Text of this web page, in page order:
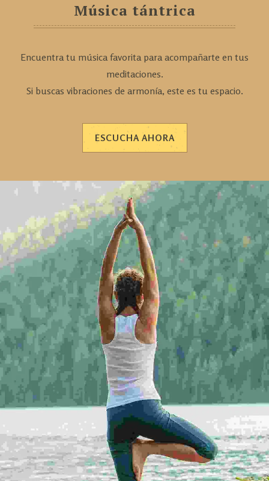
Música tántrica
Encuentra tu música favorita para acompañarte en tus
meditaciones.
Si buscas vibraciones de armonía, este es tu espacio.
ESCUCHA AHORA